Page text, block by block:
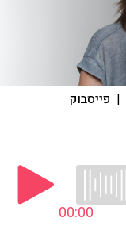
| פייסבוק
00:00